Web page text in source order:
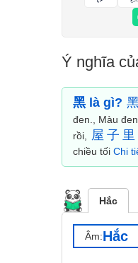
Ý nghĩa
黑 là gì?
đen., Màu
rồi,
屋 子 里
chiều tối Chi
Hắc
Âm:Hắc